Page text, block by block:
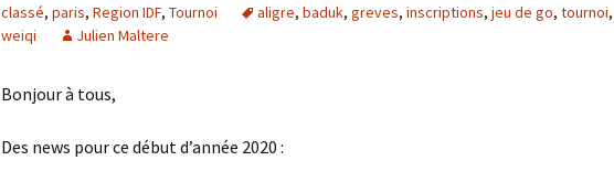
classé, paris, Region IDF, Tournoi aligre, baduk, greves, inscriptions, jeu de go, tournoi,
weiqi
Julien Maltere
Bonjour à tous,
Des news pour ce début d’année 2020 :